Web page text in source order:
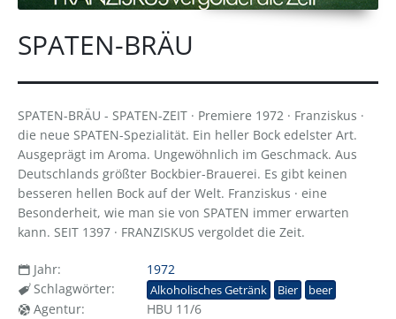
SPATEN-BRÄU
SPATEN-BRÄU - SPATEN-ZEIT · Premiere 1972 · Franziskus ·
die neue SPATEN-Spezialität. Ein heller Bock edelster Art.
Ausgeprägt im Aroma. Ungewöhnlich im Geschmack. Aus
Deutschlands größter Bockbier-Brauerei. Es gibt keinen
besseren hellen Bock auf der Welt. Franziskus · eine
Besonderheit, wie man sie von SPATEN immer erwarten
kann. SEIT 1397 · FRANZISKUS vergoldet die Zeit.
Jahr:
1972
Schlagwörter:
Alkoholisches Getränk Bier beer
Agentur:
HBU 11/6